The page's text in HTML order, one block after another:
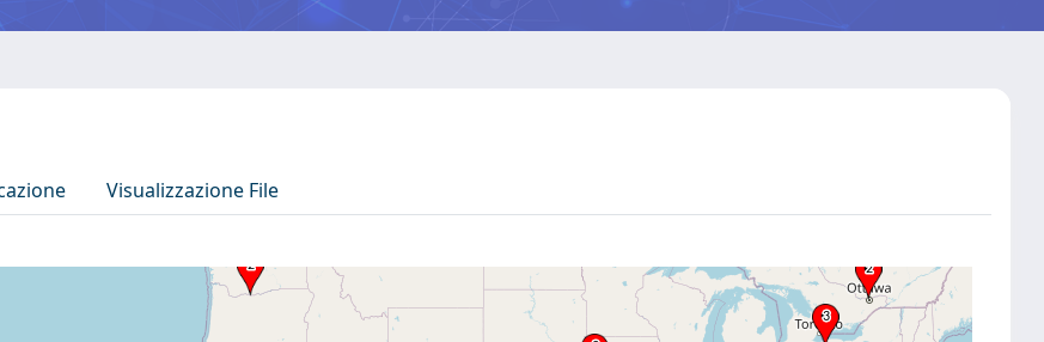
Visualizzazione File